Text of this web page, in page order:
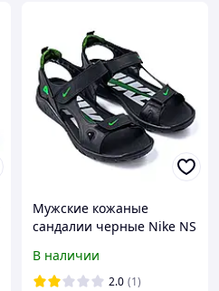
Мужские кожаные
сандалии черные Nike NS
В наличии
2.0 (1)